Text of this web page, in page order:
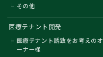
その他
医療テナント開発
医療テナント誘致をお考えのオ
ーナー様